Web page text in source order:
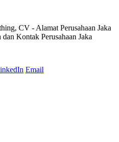
CV - Alamat Perusahaan Jaka
Kontak Perusahaan Jaka
Email